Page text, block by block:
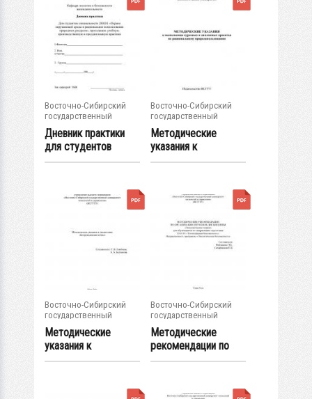
Восточно-Сибирский
государственный
университет...
Дневник практики
для студентов
специальности...
Восточно-Сибирский
государственный
университет...
Методические
указания к
выполнению
Восточно-Сибирский
государственный
университет...
Методические
указания к
дисциплине
Восточно-Сибирский
государственный
университет...
Методические
рекомендации по
организации